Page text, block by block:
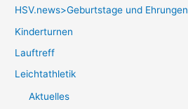
HSV.news>Geburtstage und Ehrungen
Kinderturnen
Lauftreff
Leichtathletik
Aktuelles